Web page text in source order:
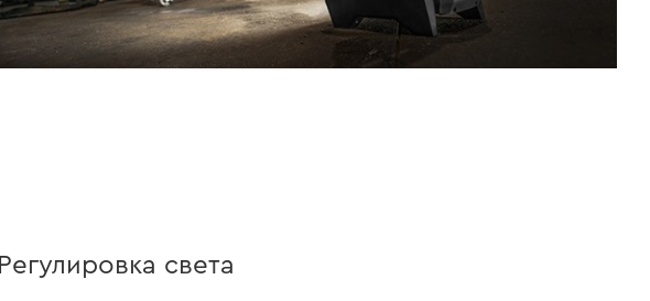
Регулировка света